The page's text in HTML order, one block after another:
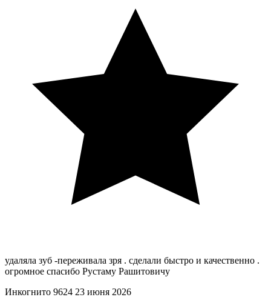
удаляла зуб -переживала зря . сделали быстро и качественно .
огромное спасибо Рустаму Рашитовичу
Инкогнито 9624 23 июня 2026